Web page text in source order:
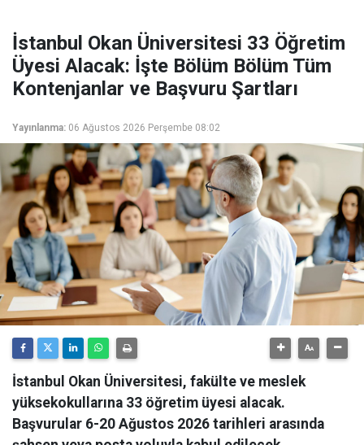
İstanbul Okan Üniversitesi 33 Öğretim
Üyesi Alacak: İşte Bölüm Bölüm Tüm
Kontenjanlar ve Başvuru Şartları
Yayınlanma: 06 Ağustos 2026 Perşembe 08:02
İstanbul Okan Üniversitesi, fakülte ve meslek
yüksekokullarına 33 öğretim üyesi alacak.
Başvurular 6-20 Ağustos 2026 tarihleri arasında